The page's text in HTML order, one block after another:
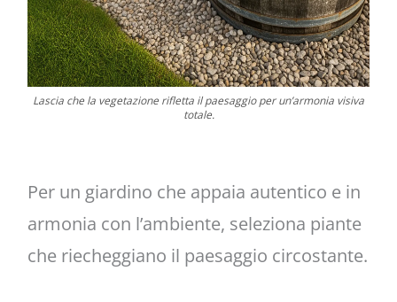
Lascia che la vegetazione rifletta il paesaggio per un’armonia visiva
totale.
Per un giardino che appaia autentico e in
armonia con l’ambiente, seleziona piante
che riecheggiano il paesaggio circostante.